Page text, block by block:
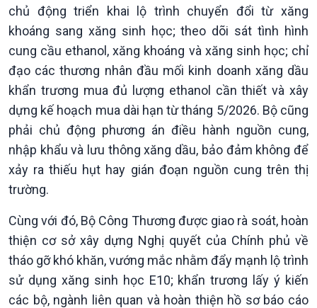
Kinh tế
Tin Kinh tế
Trước giờ mở cửa
Sức sống hàng Việt
Khởi nghiệp
Tuyên chiến với gian lận
thương mại
Nông nghiệp & Biển đảo
Tin Nông nghiệp & Biển
Biển đảo Việt Nam
Tâm tình biên giới và hải
đảo
Tìm hiểu biển, đảo Việt
Nam
chủ động triển khai lộ trình chuyển đổi từ xăng
khoáng sang xăng sinh học; theo dõi sát tình hình
cung cầu ethanol, xăng khoáng và xăng sinh học; chỉ
đạo các thương nhân đầu mối kinh doanh xăng dầu
khẩn trương mua đủ lượng ethanol cần thiết và xây
dựng kế hoạch mua dài hạn từ tháng 5/2026. Bộ cũng
phải chủ động phương án điều hành nguồn cung,
nhập khẩu và lưu thông xăng dầu, bảo đảm không để
xảy ra thiếu hụt hay gián đoạn nguồn cung trên thị
trường.
Cùng với đó, Bộ Công Thương được giao rà soát, hoàn
thiện cơ sở xây dựng Nghị quyết của Chính phủ về
tháo gỡ khó khăn, vướng mắc nhằm đẩy mạnh lộ trình
sử dụng xăng sinh học E10; khẩn trương lấy ý kiến
các bộ, ngành liên quan và hoàn thiện hồ sơ báo cáo